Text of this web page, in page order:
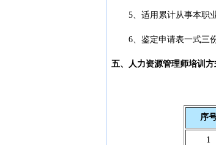
5、适用累计从事本职业
6、鉴定申请表一式三份
五、人力资源管理师培训方
序
1